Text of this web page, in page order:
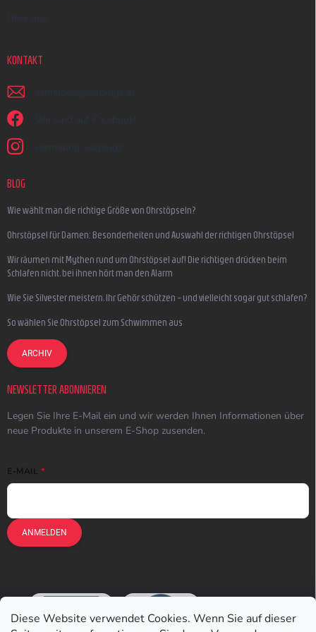
Diese Website verwendet Cookies. Wenn Sie auf dieser
Über uns
KONTAKT
schreiben @ earplugs.at
Wir sind auf Facebook!
earmazing_earplugs
BLOG
Wie wählt man die richtige Größe von Ohrstöpseln?
Ohrstöpsel für Damen: Besonderheiten und Auswahl der richtigen Ohrstöpsel
Wir räumen mit Mythen rund um Ohrstöpsel auf! Die richtigen drücken beim
Schlafen nicht, bei ihnen hört man den Alarm
Wie Sie Silvester meistern, Ihr Gehör schützen – und vielleicht sogar gut schlafen?
So wählen Sie Ohrstöpsel zum Schwimmen aus
ARCHIV
NEWSLETTER ABONNIEREN
Legen Sie Ihre E-Mail ein und wir werden Ihnen Informationen über
neue Produkte in unserem E-Shop zusenden.
E-MAIL
ANMELDEN